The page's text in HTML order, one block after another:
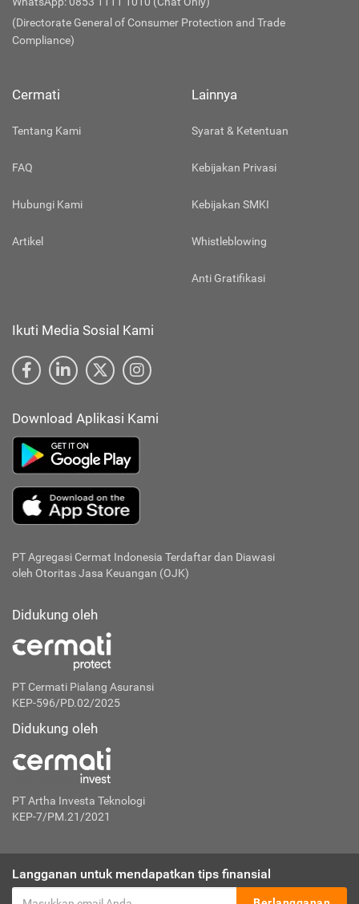
(Directorate General of Consumer Protection and Trade
Compliance)
Cermati
Tentang Kami
FAQ
Hubungi Kami
Artikel
Lainnya
Syarat & Ketentuan
Kebijakan Privasi
Kebijakan SMKI
Whistleblowing
Anti Gratifikasi
Ikuti Media Sosial Kami
Download Aplikasi Kami
PT Agregasi Cermat Indonesia Terdaftar dan Diawasi
oleh Otoritas Jasa Keuangan (OJK)
Didukung oleh
PT Cermati Pialang Asuransi
KEP-596/PD.02/2025
Didukung oleh
PT Artha Investa Teknologi
KEP-7/PM.21/2021
Langganan untuk mendapatkan tips finansial